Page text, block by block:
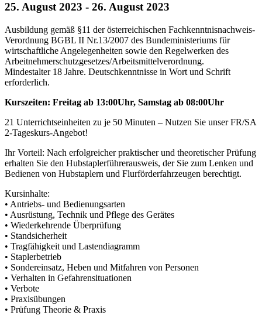
25. August 2023 - 26. August 2023
Ausbildung gemäß §11 der österreichischen Fachkenntnisnachweis-
Verordnung BGBL II Nr.13/2007 des Bundeministeriums für
wirtschaftliche Angelegenheiten sowie den Regelwerken des
Arbeitnehmerschutzgesetzes/Arbeitsmittelverordnung.
Mindestalter 18 Jahre. Deutschkenntnisse in Wort und Schrift
erforderlich.
Kurszeiten: Freitag ab 13:00Uhr, Samstag ab 08:00Uhr
21 Unterrichtseinheiten zu je 50 Minuten – Nutzen Sie unser FR/SA
2-Tageskurs-Angebot!
Ihr Vorteil: Nach erfolgreicher praktischer und theoretischer Prüfung
erhalten Sie den Hubstaplerführerausweis, der Sie zum Lenken und
Bedienen von Hubstaplern und Flurförderfahrzeugen berechtigt.
Kursinhalte:
• Antriebs- und Bedienungsarten
• Ausrüstung, Technik und Pflege des Gerätes
• Wiederkehrende Überprüfung
• Standsicherheit
• Tragfähigkeit und Lastendiagramm
• Staplerbetrieb
• Sondereinsatz, Heben und Mitfahren von Personen
• Verhalten in Gefahrensituationen
• Verbote
• Praxisübungen
• Prüfung Theorie & Praxis